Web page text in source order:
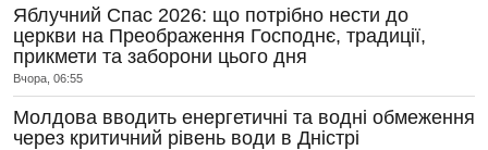
Яблучний Спас 2026: що потрібно нести до
церкви на Преображення Господнє, традиції,
прикмети та заборони цього дня
Вчора, 06:55
Молдова вводить енергетичні та водні обмеження
через критичний рівень води в Дністрі